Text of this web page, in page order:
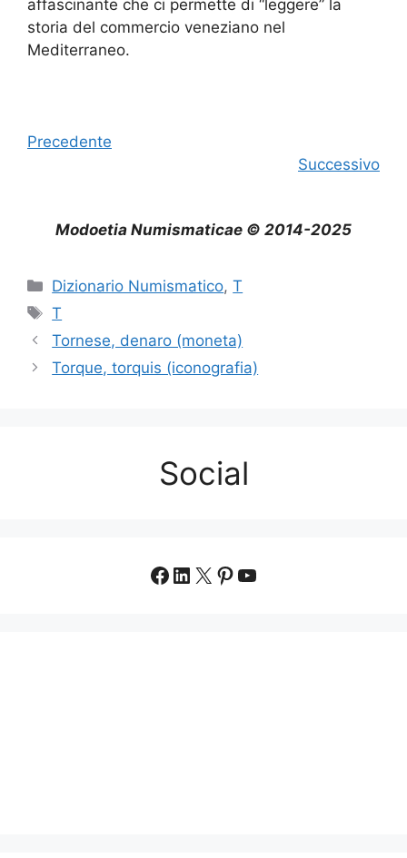
affascinante che ci permette di “leggere” la
storia del commercio veneziano nel
Mediterraneo.
Precedente
Successivo
Modoetia Numismaticae © 2014-2025
Categorie
Dizionario Numismatico,T
Tag
T
Tornese, denaro (moneta)
Torque, torquis (iconografia)
Social
Facebook
LinkedIn
X Pinterest
YouTube